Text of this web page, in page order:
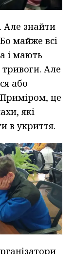
Але знайти
майже всі
і мають
тривоги. Але
або
це
які
в укриття.